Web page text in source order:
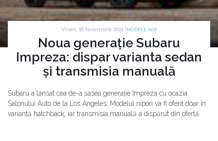
Vineri, 18 Noiembrie 2022 | MODELE NOI
Noua generație Subaru
Impreza: dispar varianta sedan
și transmisia manuală
Subaru a lansat cea de-a șasea generație Impreza cu ocazia
Salonului Auto de la Los Angeles. Modelul nipon va fi oferit doar în
variantă hatchback, iar transmisia manuală a dispărut din ofertă.